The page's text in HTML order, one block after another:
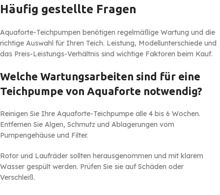
Häufig gestellte Fragen
Aquaforte-Teichpumpen benötigen regelmäßige Wartung und die
richtige Auswahl für Ihren Teich. Leistung, Modellunterschiede und
das Preis-Leistungs-Verhältnis sind wichtige Faktoren beim Kauf.
Welche Wartungsarbeiten sind für eine
Teichpumpe von Aquaforte notwendig?
Reinigen Sie Ihre Aquaforte-Teichpumpe alle 4 bis 6 Wochen.
Entfernen Sie Algen, Schmutz und Ablagerungen vom
Pumpengehäuse und Filter.
Rotor und Laufräder sollten herausgenommen und mit klarem
Wasser gespült werden. Prüfen Sie sie auf Schäden oder
Verschleiß.